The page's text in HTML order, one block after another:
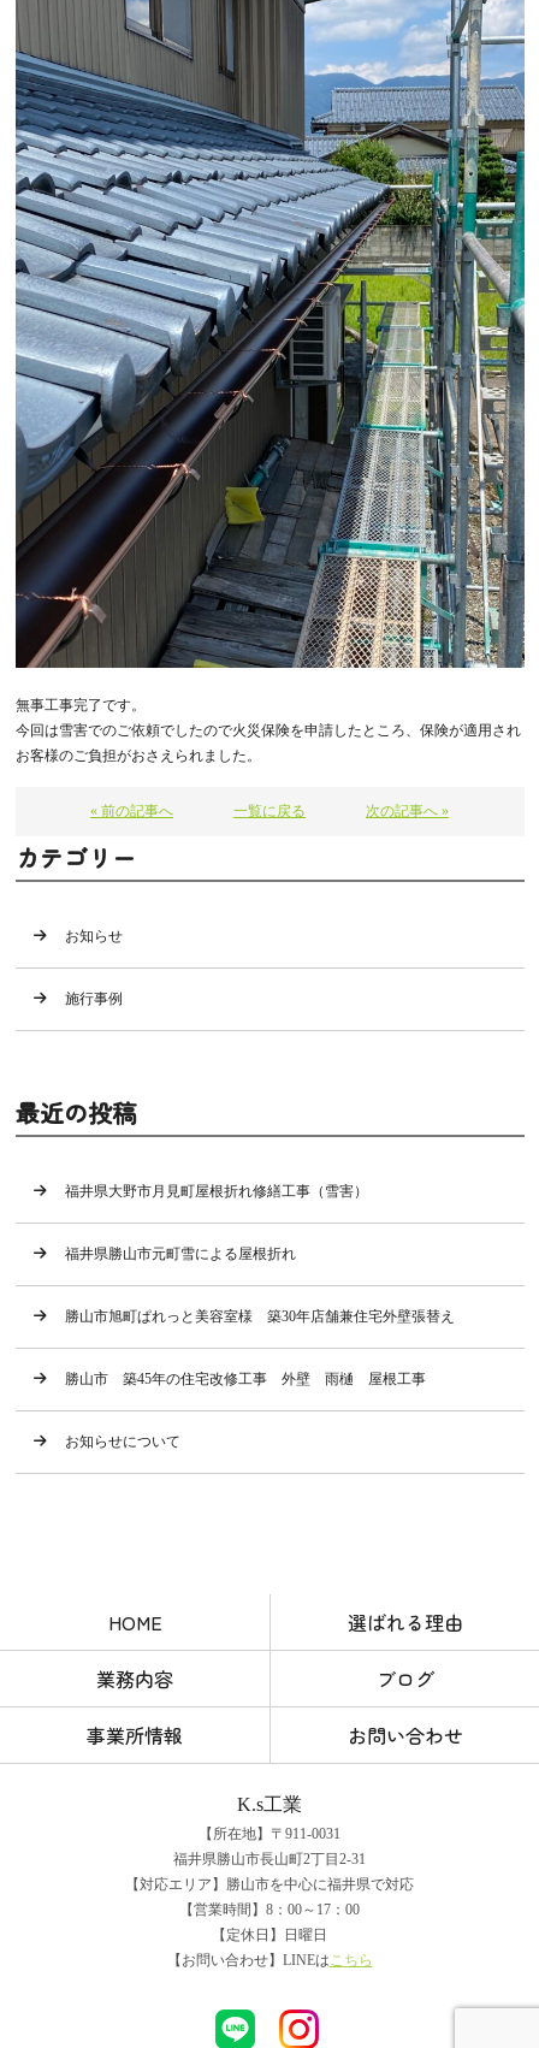
無事工事完了です。
今回は雪害でのご依頼でしたので火災保険を申請したところ、保険が適用され
お客様のご負担がおさえられました。
« 前の記事へ 一覧に戻る 次の記事へ »
カテゴリー
お知らせ
施行事例
最近の投稿
福井県大野市月見町屋根折れ修繕工事（雪害）
福井県勝山市元町雪による屋根折れ
勝山市旭町ぱれっと美容室様 築30年店舗兼住宅外壁張替え
勝山市 築45年の住宅改修工事 外壁 雨樋 屋根工事
お知らせについて
HOME
選ばれる理由
業務内容
ブログ
事業所情報
お問い合わせ
K.s工業
【所在地】〒911-0031
福井県勝山市長山町2丁目2-31
【対応エリア】勝山市を中心に福井県で対応
【営業時間】8：00～17：00
【定休日】日曜日
【お問い合わせ】LINEは こちら